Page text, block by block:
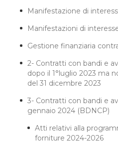
Manifestazione di
Manifestazioni di
Gestione finanziaria
2- Contratti con bandi e
dopo il 1°luglio 2023 ma
del 31 dicembre 2023
3- Contratti con bandi e
gennaio 2024 (BDNCP)
Atti relativi alla
forniture 2024-2026